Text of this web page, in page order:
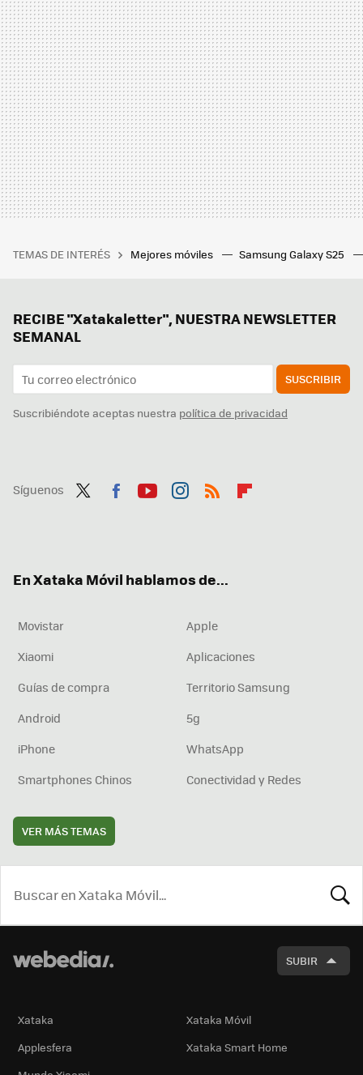
TEMAS DE INTERÉS Mejores móviles Samsung Galaxy S25
RECIBE "Xatakaletter", NUESTRA NEWSLETTER
SEMANAL
SUSCRIBIR
Suscribiéndote aceptas nuestra política de privacidad
Síguenos
En Xataka Móvil hablamos de...
Movistar
Apple
Xiaomi
Aplicaciones
Guías de compra
Territorio Samsung
Android
5g
iPhone
WhatsApp
Smartphones Chinos
Conectividad y Redes
VER MÁS TEMAS
SUBIR
Xataka
Xataka Móvil
Applesfera
Xataka Smart Home